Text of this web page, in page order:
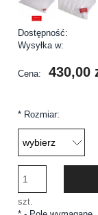
Dostępność:
Wysyłka w:
Cena: 430,00
* Rozmiar:
szt.